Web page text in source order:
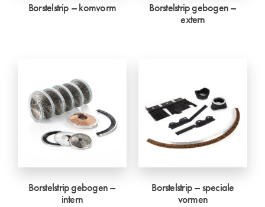
Borstelstrip – komvorm
Borstelstrip gebogen –
extern
Borstelstrip gebogen –
intern
Borstelstrip – speciale
vormen